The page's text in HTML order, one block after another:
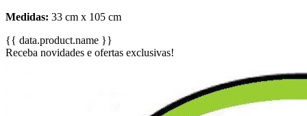
Medidas: 33 cm x 105 cm
{{ data.product.name }}
Receba novidades e ofertas exclusivas!